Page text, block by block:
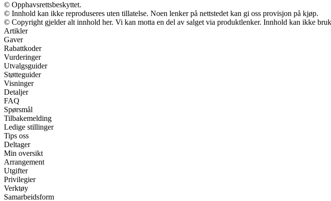
© Opphavsrettsbeskyttet.
© Innhold kan ikke reproduseres uten tillatelse. Noen lenker på nettstedet kan gi oss provisjon på kjøp.
© Copyright gjelder alt innhold her. Vi kan motta en del av salget via produktlenker. Innhold kan ikke
Artikler
Gaver
Rabattkoder
Vurderinger
Utvalgsguider
Støtteguider
Visninger
Detaljer
FAQ
Spørsmål
Tilbakemelding
Ledige stillinger
Tips oss
Deltager
Min oversikt
Arrangement
Utgifter
Privilegier
Verktøy
Samarbeidsform